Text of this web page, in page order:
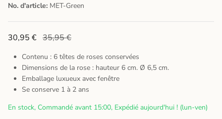
No. d'article: MET-Green
30,95 € 35,95 €
Contenu : 6 têtes de roses conservées
Dimensions de la rose : hauteur 6 cm. Ø 6,5 cm.
Emballage luxueux avec fenêtre
Se conserve 1 à 2 ans
En stock, Commandé avant 15:00, Expédié aujourd'hui ! (lun-ven)